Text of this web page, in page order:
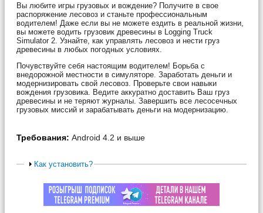
Вы любите игры грузовых и вождение? Получите в свое
распоряжение лесовоз и станьте профессиональным
водителем! Даже если вы не можете ездить в реальной жизни,
вы можете водить грузовик древесины в Logging Truck
Simulator 2. Узнайте, как управлять лесовоз и нести груз
древесины в любых погодных условиях.
Почувствуйте себя настоящим водителем! Борьба с
внедорожной местности в симуляторе. Заработать деньги и
модернизировать свой лесовоз. Проверьте свои навыки
вождения грузовика. Ведите аккуратно доставить Ваш груз
древесины и не теряют журналы. Завершить все лесосечных
грузовых миссий и зарабатывать деньги на модернизацию.
Требования: Android 4.2 и выше
Как установить?